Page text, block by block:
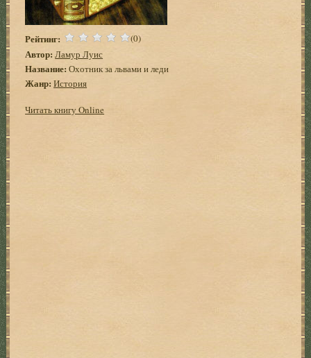
Рейтинг: (0)
Автор: Ламур Луис
Название: Охотник за львами и леди
Жанр: История
Читать книгу Online